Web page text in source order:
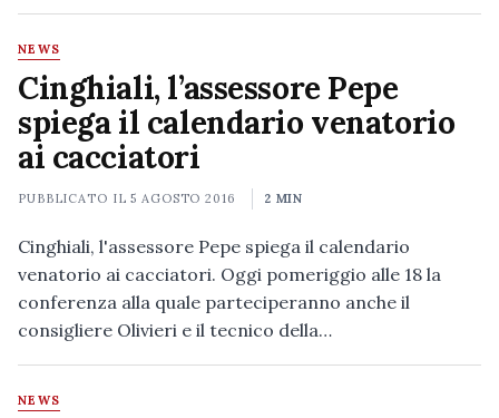
NEWS
Cinghiali, l’assessore Pepe
spiega il calendario venatorio
ai cacciatori
PUBBLICATO IL5 AGOSTO 2016 2 MIN
Cinghiali, l'assessore Pepe spiega il calendario
venatorio ai cacciatori. Oggi pomeriggio alle 18 la
conferenza alla quale parteciperanno anche il
consigliere Olivieri e il tecnico della…
NEWS